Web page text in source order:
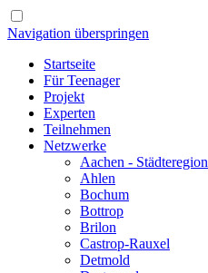
Navigation überspringen
Startseite
Für Teenager
Projekt
Experten
Teilnehmen
Netzwerke
Aachen - Städteregion
Ahlen
Bochum
Bottrop
Brilon
Castrop-Rauxel
Detmold